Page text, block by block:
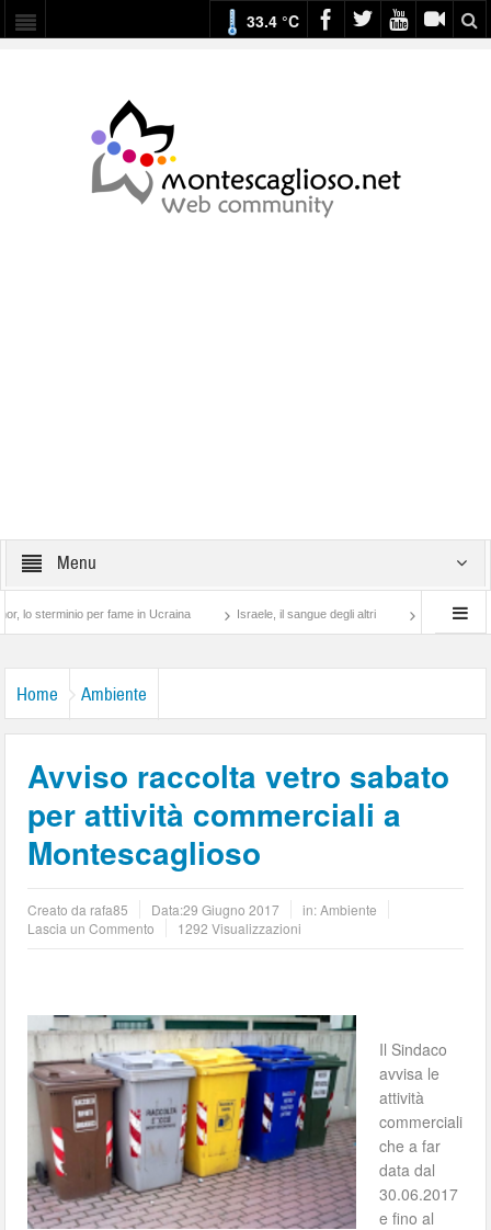
33.4 °C
Menu
per fame in Ucraina Israele, il sangue degli altri Lotta di classe… tra
Home Ambiente
Avviso raccolta vetro sabato
per attività commerciali a
Montescaglioso
Creato da rafa85 Data:29 Giugno 2017 in:Ambiente
Lascia un Commento
1292 Visualizzazioni
Il Sindaco
avvisa le
attività
commerciali
che a far
data dal
30.06.2017
e fino al